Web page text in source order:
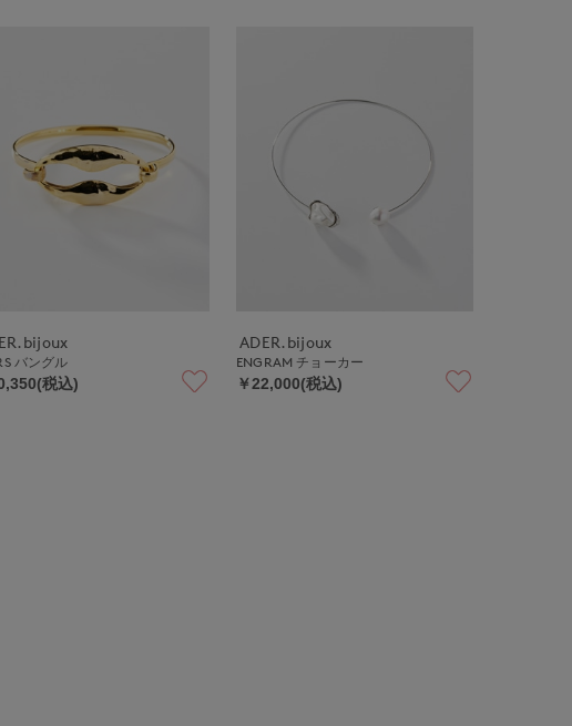
バングル
税込)
ADER.bijoux
ENGRAM チョーカー
￥22,000(税込)